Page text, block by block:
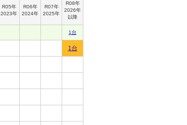
R05年
2023年
R06年
2024年
R07年
2025年
R08年
2026年
以降
1台
1台